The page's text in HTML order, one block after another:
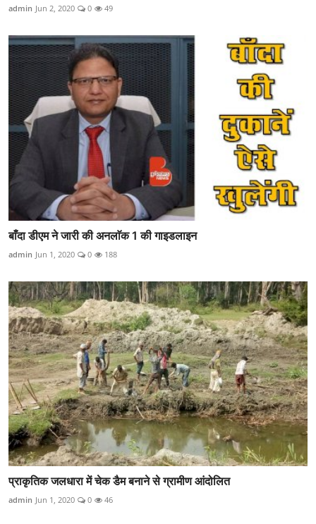
admin Jun 2, 2020 0 49
बाँदा डीएम ने जारी की अनलाॅक 1 की गाइडलाइन
admin Jun 1, 2020 0 188
प्राकृतिक जलधारा में चेक डैम बनाने से ग्रामीण आंदोलित
admin Jun 1, 2020 0 46